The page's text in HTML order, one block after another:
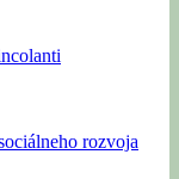
rozvoja